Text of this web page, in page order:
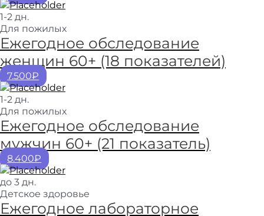
1-2 дн.
Для пожилых
Ежегодное обследование
женщин 60+ (18 показателей)
7.500₽
1-2 дн.
Для пожилых
Ежегодное обследование
мужчин 60+ (21 показатель)
8.400₽
до 3 дн.
Детское здоровье
Ежегодное лабораторное